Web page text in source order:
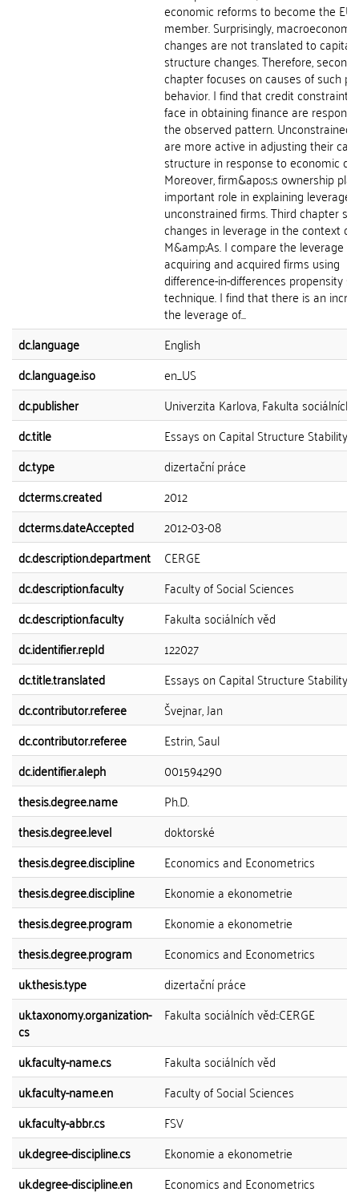
economic reforms to become the EU
member. Surprisingly, macroeconomic
changes are not translated to capital
structure changes. Therefore, second
chapter focuses on causes of such
behavior. I find that credit
face in obtaining finance are
the observed pattern. Unconstrained
are more active in adjusting their
structure in response to economic
Moreover, firm&apos;s ownership
important role in explaining leverage
unconstrained firms. Third chapter
changes in leverage in the context of
M&amp;As. I compare the leverage
acquiring and acquired firms using
difference-in-differences propensity
technique. I find that there is an
the leverage of...
dc.language
English
dc.language.iso
en_US
dc.publisher
Univerzita Karlova, Fakulta sociálních
dc.title
Essays on Capital Structure Stability
dc.type
dizertační práce
dcterms.created
2012
dcterms.dateAccepted
2012-03-08
dc.description.department
CERGE
dc.description.faculty
Faculty of Social Sciences
dc.description.faculty
Fakulta sociálních věd
dc.identifier.repId
122027
dc.title.translated
Essays on Capital Structure Stability
dc.contributor.referee
Švejnar, Jan
dc.contributor.referee
Estrin, Saul
dc.identifier.aleph
001594290
thesis.degree.name
Ph.D.
thesis.degree.level
doktorské
thesis.degree.discipline
Economics and Econometrics
thesis.degree.discipline
Ekonomie a ekonometrie
thesis.degree.program
Ekonomie a ekonometrie
thesis.degree.program
Economics and Econometrics
uk.thesis.type
dizertační práce
uk.taxonomy.organization-
cs
Fakulta sociálních věd::CERGE
uk.faculty-name.cs
Fakulta sociálních věd
uk.faculty-name.en
Faculty of Social Sciences
uk.faculty-abbr.cs
FSV
uk.degree-discipline.cs
Ekonomie a ekonometrie
uk.degree-discipline.en
Economics and Econometrics